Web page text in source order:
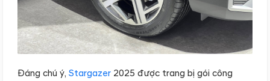
Đáng chú ý, Stargazer 2025 được trang bị gói công